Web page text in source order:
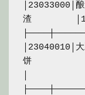
│23033000│
渣　　　　　
│23040010│
饼　　　　　